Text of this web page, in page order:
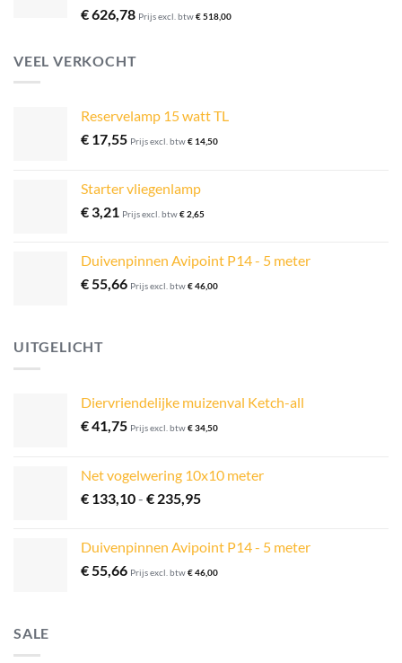
€626,78 Prijs excl. btw€518,00
VEEL VERKOCHT
Reservelamp 15 watt TL
€ 17,55 Prijs excl. btw€ 14,50
Starter vliegenlamp
€ 3,21 Prijs excl. btw€2,65
Duivenpinnen Avipoint P14 - 5 meter
€55,66 Prijs excl. btw€46,00
UITGELICHT
Diervriendelijke muizenval Ketch-all
€41,75 Prijs excl. btw€34,50
Net vogelwering 10x10 meter
€ 133,10- € 235,95Prijsklasse:
€ 235,95
Duivenpinnen Avipoint P14 - 5 meter
€55,66 Prijs excl. btw€46,00
SALE